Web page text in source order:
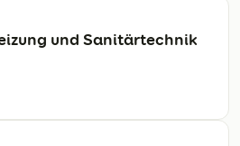
und Sanitärtechnik